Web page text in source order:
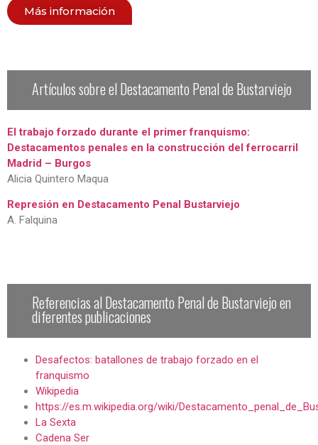
Más información
Artículos sobre el Destacamento Penal de Bustarviejo
El trabajo forzado durante el primer franquismo:
Destacamentos penales en la construcción del ferrocarril
Madrid – Burgos
Alicia Quintero Maqua
Represión en Destacamento Penal Bustarviejo
A. Falquina
Referencias al Destacamento Penal de Bustarviejo en
diferentes publicaciones
Desafectos: batallones de trabajo forzado en el
franquismo
Wikipedia
https://es.m.wikipedia.org/wiki/
La Sexta
Cadena Ser